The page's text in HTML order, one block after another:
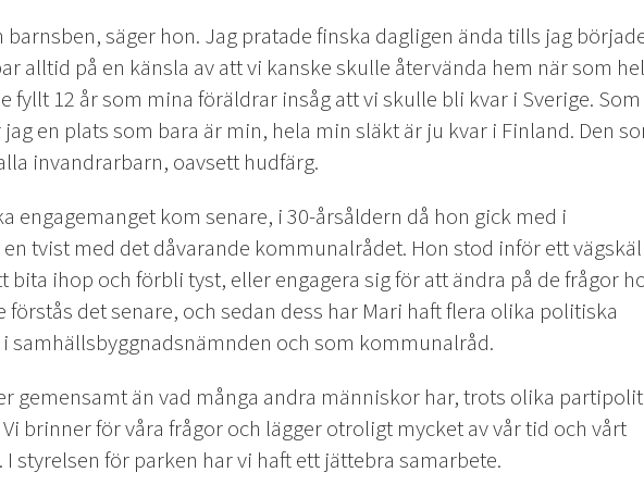
säger hon. Jag pratade finska dagligen ända tills jag
alltid på en känsla av att vi kanske skulle återvända hem när som
fyllt 12 år som mina föräldrar insåg att vi skulle bli kvar i Sverige. Som
en plats som bara är min, hela min släkt är ju kvar i Finland. Den
invandrarbarn, oavsett hudfärg.
engagemanget kom senare, i 30-årsåldern då hon gick med i
tvist med det dåvarande kommunalrådet. Hon stod inför ett
bita ihop och förbli tyst, eller engagera sig för att ändra på de frågor
förstås det senare, och sedan dess har Mari haft flera olika politiska
samhällsbyggnadsnämnden och som kommunalråd.
gemensamt än vad många andra människor har, trots olika
brinner för våra frågor och lägger otroligt mycket av vår tid och vårt
styrelsen för parken har vi haft ett jättebra samarbete.